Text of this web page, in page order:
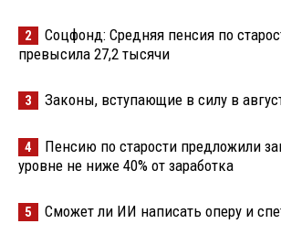
2
Соцфонд: Средняя пенсия по
превысила 27,2 тысячи
3 Законы, вступающие в силу в
4
Пенсию по старости предложили
уровне не ниже 40% от заработка
5 Сможет ли ИИ написать оперу и